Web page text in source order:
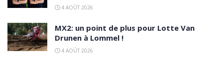
4 AOÛT 2026
MX2: un point de plus pour Lotte Van
Drunen à Lommel !
4 AOÛT 2026